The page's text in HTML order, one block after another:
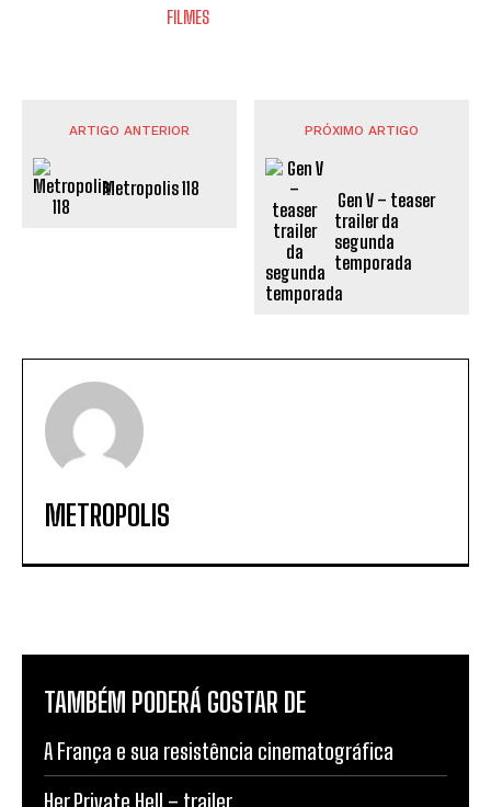
FILMES
ARTIGO ANTERIOR
Metropolis 118
PRÓXIMO ARTIGO
Gen V – teaser
trailer da
segunda
temporada
METROPOLIS
TAMBÉM PODERÁ GOSTAR DE
A França e sua resistência cinematográfica